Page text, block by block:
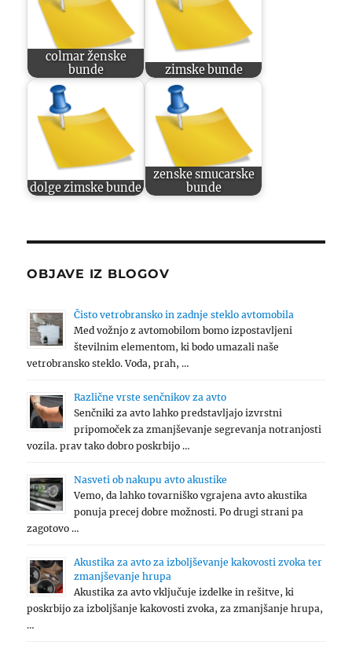
colmar ženske
bunde
zimske bunde
dolge zimske bunde
zenske smucarske
bunde
OBJAVE IZ BLOGOV
Čisto vetrobransko in zadnje steklo avtomobila
Med vožnjo z avtomobilom bomo izpostavljeni
številnim elementom, ki bodo umazali naše
vetrobransko steklo. Voda, prah, …
Različne vrste senčnikov za avto
Senčniki za avto lahko predstavljajo izvrstni
pripomoček za zmanjševanje segrevanja notranjosti
vozila. prav tako dobro poskrbijo …
Nasveti ob nakupu avto akustike
Vemo, da lahko tovarniško vgrajena avto akustika
ponuja precej dobre možnosti. Po drugi strani pa
zagotovo …
Akustika za avto za izboljševanje kakovosti zvoka ter
zmanjševanje hrupa
Akustika za avto vključuje izdelke in rešitve, ki
poskrbijo za izboljšanje kakovosti zvoka, za zmanjšanje hrupa,
…